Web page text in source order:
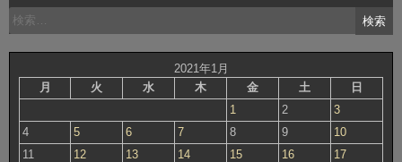
検
索:
2021年1月
月
火 水 木 金 土 日
1 2
3
4
5 6 7 8 9
10
11
12 13 14 15 16
17